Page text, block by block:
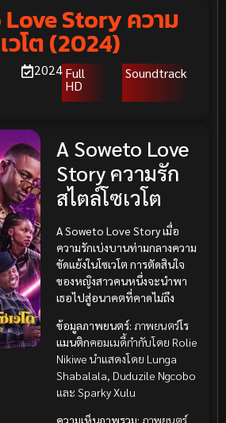
Story ความ
วโต (2024)
2024Full
HD
Soundtrack
A Soweto Love
Story ความรัก
สไตล์โซเวโต
A Soweto Love Storyเมื่อ
ความรักเบ่งบานท่ามกลางความ
ขัดแย้งในโซเวโต การตัดสินใจ
ของหญิงสาวคนหนึ่งจะนำพา
เธอไปสู่อนาคตที่คาดไม่ถึง
ข้อมูลภาพยนตร์: ภาพยนตร์โร
แมนติกคอมเมดี้กำกับโดย Rolie
Nikiwe นำแสดงโดย Lunga
Shabalala, Duduzile Ngcobo
และ Sparky Xulu
ความเห็นภาพรวม: ภาพยนตร์